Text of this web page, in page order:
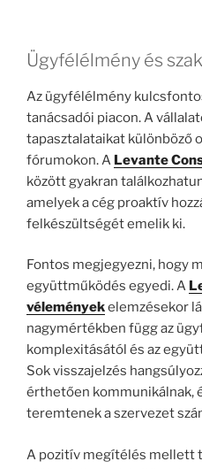
Ügyfélélmény és
Az ügyfélélmény
tanácsadói piacon. A
tapasztalataikat különböző
fórumokon. A Levante
között gyakran
amelyek a cég proaktív
felkészültségét emelik ki.
Fontos megjegyezni, hogy
együttműködés egyedi. A
véleményekelemzésekor
nagymértékben függ az
komplexitásától és az
Sok visszajelzés
érthetően kommunikálnak,
teremtenek a szervezet
A pozitív megítélés mellett